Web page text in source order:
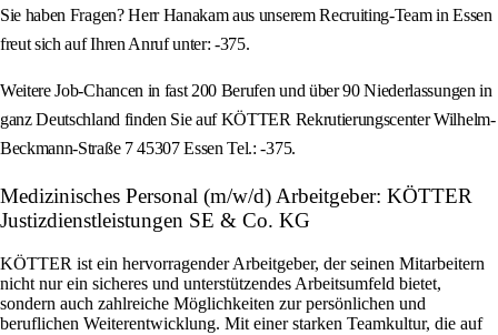
Sie haben Fragen? Herr Hanakam aus unserem Recruiting-Team in Essen
freut sich auf Ihren Anruf unter: -375.
Weitere Job-Chancen in fast 200 Berufen und über 90 Niederlassungen in
ganz Deutschland finden Sie auf KÖTTER Rekrutierungscenter Wilhelm-
Beckmann-Straße 7 45307 Essen Tel.: -375.
Medizinisches Personal (m/w/d) Arbeitgeber: KÖTTER
Justizdienstleistungen SE & Co. KG
KÖTTER ist ein hervorragender Arbeitgeber, der seinen Mitarbeitern
nicht nur ein sicheres und unterstützendes Arbeitsumfeld bietet,
sondern auch zahlreiche Möglichkeiten zur persönlichen und
beruflichen Weiterentwicklung. Mit einer starken Teamkultur, die auf